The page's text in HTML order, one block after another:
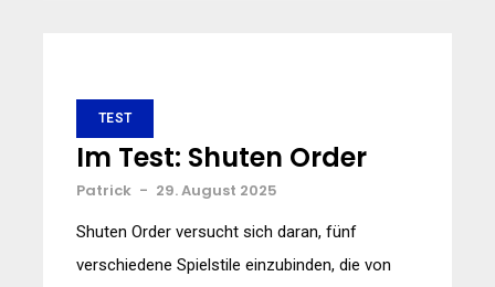
TEST
Im Test: Shuten Order
Patrick - 29. August 2025
Shuten Order versucht sich daran, fünf
verschiedene Spielstile einzubinden, die von